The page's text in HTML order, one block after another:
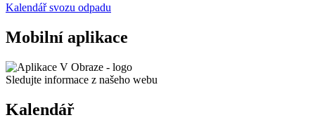
Kalendář svozu odpadu
Mobilní aplikace
Sledujte informace z našeho webu
Kalendář